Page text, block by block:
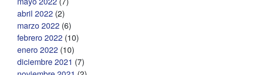
abril 2022 (2)
marzo 2022 (6)
febrero 2022 (10)
enero 2022 (10)
diciembre 2021 (7)